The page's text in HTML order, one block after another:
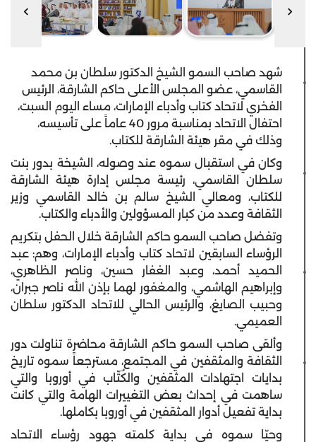
شهد صاحب السمو الشيخ الدكتور سلطان بن محمد
القاسمي، عضو المجلس الأعلى حاكم الشارقة، الرئيس
الفخري لاتحاد كتاب وأدباء الإمارات، مساء اليوم السبت،
احتفال الاتحاد بمناسبة مرور 40 عاماً على تأسيسه،
وذلك في مقر هيئة الشارقة للكتاب.
وكان في استقبال سموه عند وصوله، الشيخة بدور بنت
سلطان القاسمي، رئيسة مجلس إدارة هيئة الشارقة
للكتاب، ومعالي الشيخ سالم بن خالد القاسمي وزير
الثقافة وعدد من كبار المسؤولين والأدباء والكتاب.
وتفضل صاحب السمو حاكم الشارقة خلال الحفل بتكريم
الرؤساء السابقين لاتحاد كتاب وأدباء الإمارات، وهم: عبد
الحميد أحمد، وعبد الغفار حسين، وناصر الظاهري،
وإبراهيم الهاشمي، والمغفور لهما بإذن الله ناصر جبران،
وحبيب الصايغ، والرئيس الحالي للاتحاد الدكتور سلطان
العميمي.
وألقى صاحب السمو حاكم الشارقة محاضرة تناولت دور
الثقافة والمثقفين في المجتمع، مسترجعاً سموه تاريخ
بدايات اجتهادات المثقفين والكُتّاب في أوروبا والتي
ساهمت في إحداث بعض التغييرات الهامة والتي كانت
بداية تفعيل أدوار المثقفين في أوروبا بكاملها.
وحيّا سموه في بداية كلمته جهود رؤساء الاتحاد